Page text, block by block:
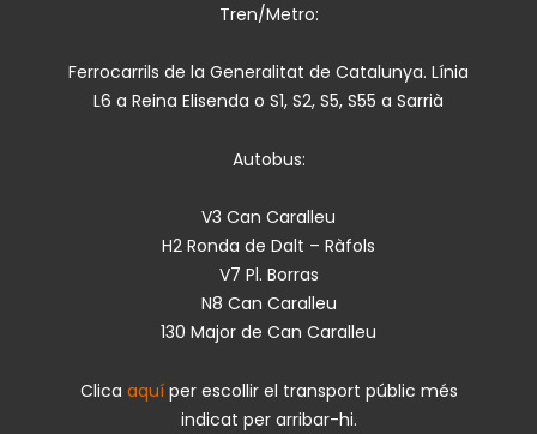
Tren/Metro:
Ferrocarrils de la Generalitat de Catalunya. Línia
L6 a Reina Elisenda o S1, S2, S5, S55 a Sarrià
Autobus:
V3 Can Caralleu
H2 Ronda de Dalt – Ràfols
V7 Pl. Borras
N8 Can Caralleu
130 Major de Can Caralleu
Clica aquí per escollir el transport públic més
indicat per arribar-hi.